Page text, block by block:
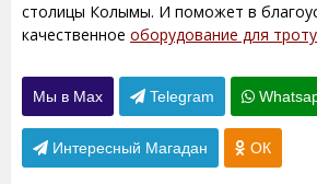
столицы Колымы. И поможет в
качественное оборудование для
Мы в Max Telegram
Интересный Магадан ОК